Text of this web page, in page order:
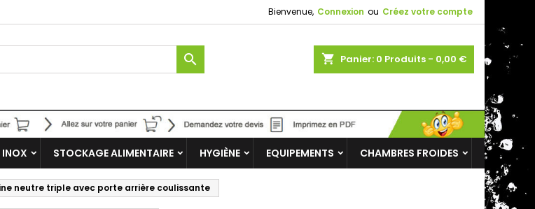
Bienvenue, Connexion ou Créez votre compte
shopping_cart Panier: 0 Produits - 0,00 €

STOCKAGE ALIMENTAIRE HYGIÈNE EQUIPEMENTS CHAMBRES FROIDES
neutre triple avec porte arrière coulissante